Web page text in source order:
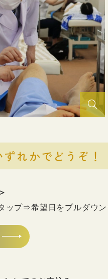
れかでどうぞ！
ップ⇒希望日をプルダウ